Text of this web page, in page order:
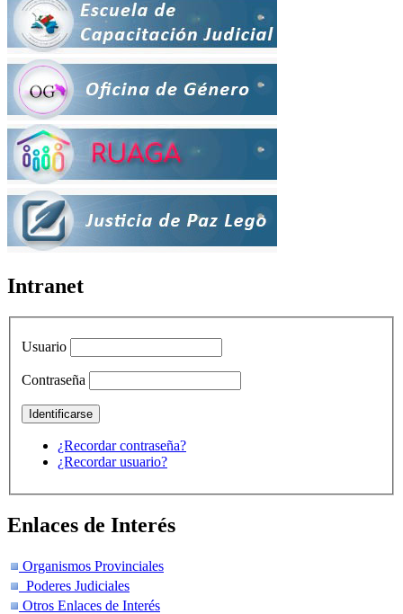
Intranet
Usuario
Contraseña
¿Recordar contraseña?
¿Recordar usuario?
Enlaces de Interés
Organismos Provinciales
Poderes Judiciales
Otros Enlaces de Interés